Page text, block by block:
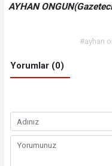
AYHAN
#ayhan
Yorumlar (0)